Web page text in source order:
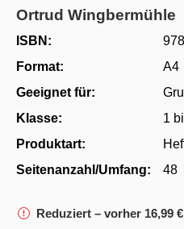
Ortrud Wingbermühle
ISBN:
Format:
A4
Geeignet für:
Klasse:
1
Produktart:
Seitenanzahl/Umfang:
48
Reduziert – vorher 16,99 €